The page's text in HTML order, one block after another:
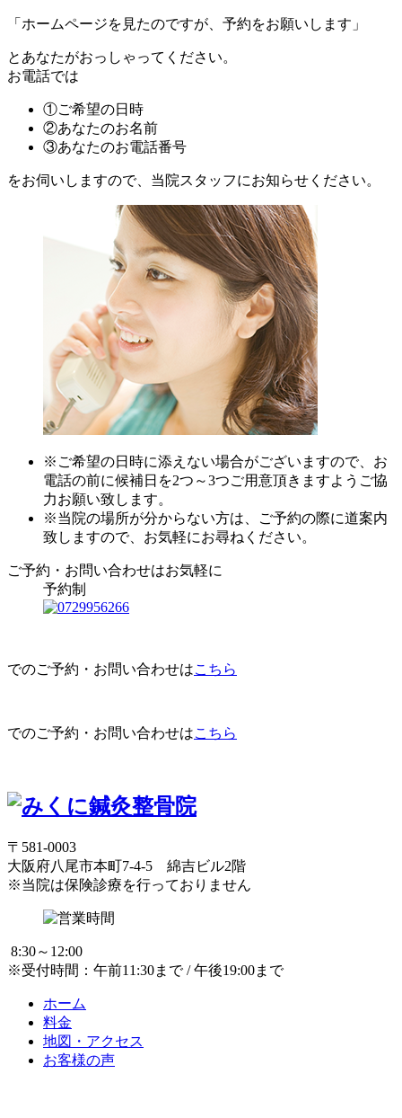
「ホームページを見たのですが、予約をお願いします」
とあなたがおっしゃってください。
お電話では
①ご希望の日時
②あなたのお名前
③あなたのお電話番号
をお伺いしますので、当院スタッフにお知らせください。
※ご希望の日時に添えない場合がございますので、お
電話の前に候補日を2つ～3つご用意頂きますようご協
力お願い致します。
※当院の場所が分からない方は、ご予約の際に道案内
致しますので、お気軽にお尋ねください。
ご予約・お問い合わせはお気軽に
予約制
でのご予約・お問い合わせはこちら
でのご予約・お問い合わせはこちら
〒581-0003
大阪府八尾市本町7-4-5 綿吉ビル2階
※当院は保険診療を行っておりません
8:30～12:00
※受付時間：午前11:30まで / 午後19:00まで
ホーム
料金
地図・アクセス
お客様の声